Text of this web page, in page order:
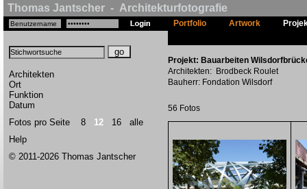
Thomas Jantscher - Architekturfotografie
Architekten
Ort
Funktion
Datum
Fotos pro Seite 8 12 16
alle
Help
© 2011-2026 Thomas Jantscher
Portfolio Artwork
Projekt: Bauarbeiten
Architekten: Brodbeck Roulet
Bauherr: Fondation Wilsdorf
56 Fotos